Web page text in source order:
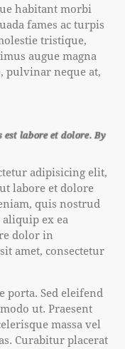
habitant morbi
fames ac turpis
tristique,
augue magna
pulvinar neque at,
est labore et dolore. By
adipisicing elit,
labore et dolore
quis nostrud
ex ea
dolor in
amet, consectetur
porta. Sed eleifend
ut. Praesent
massa vel
Curabitur placerat